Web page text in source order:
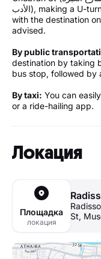
الأدب), making a U-turn, taking a slight right, and turning right
with the destination
advised.
By public
destination by taking
bus stop, followed by
By taxi: You can
or a ride-hailing app.
Локация
Площадка
локация
St,